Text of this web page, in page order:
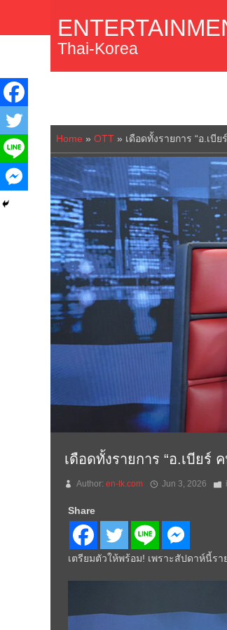
Thai-Korea
Home » OTT » เดือดทั้งรายการ “อ.เ
เดือดทั้งรายการ “อ.เบีย
Author: en-tk.com Jun 3, 2026
Share
เตรียมตัวให้พร้อม! เพราะสัปดาห์นี้รา